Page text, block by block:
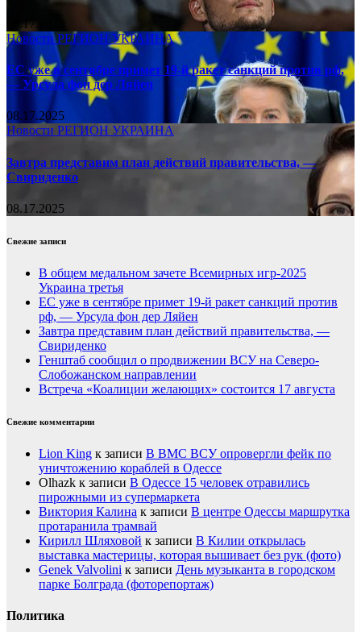
08.17.2025
НовостиРЕГИОНУКРАИНА
ЕС уже в сентябре примет 19-й ракет санкций против рф,
— Урсула фон дер Ляйен
08.17.2025
Новости РЕГИОН УКРАИНА
Завтра представим план действий правительства, —
Свириденко
08.17.2025
Свежие записи
В общем медальном зачете Всемирных игр-2025
Украина третья
ЕС уже в сентябре примет 19-й ракет санкций против
рф, — Урсула фон дер Ляйен
Завтра представим план действий правительства, —
Свириденко
Генштаб сообщил о продвижении ВСУ на Северо-
Слобожанском направлении
Встреча «Коалиции желающих» состоится 17 августа
Свежие комментарии
Lion King к записи В ВМС ВСУ опровергли фейк по
уничтожению кораблей в Одессе
Olhazk к записи В Одессе 15 человек отравились
пирожными из супермаркета
Виктория Калина к записи В центре Одессы маршрутка
протаранила трамвай
Кирилл Шляховой к записи В Килии открылась
выставка мастерицы, которая вышивает без рук (фото)
Genek Valvolini к записи День музыканта в городском
парке Болграда (фоторепортаж)
Политика